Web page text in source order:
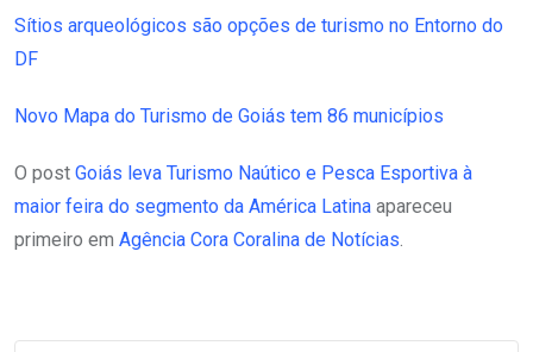
Sítios arqueológicos são opções de turismo no Entorno do
DF
Novo Mapa do Turismo de Goiás tem 86 municípios
O post Goiás leva Turismo Naútico e Pesca Esportiva à
maior feira do segmento da América Latina apareceu
primeiro em Agência Cora Coralina de Notícias.